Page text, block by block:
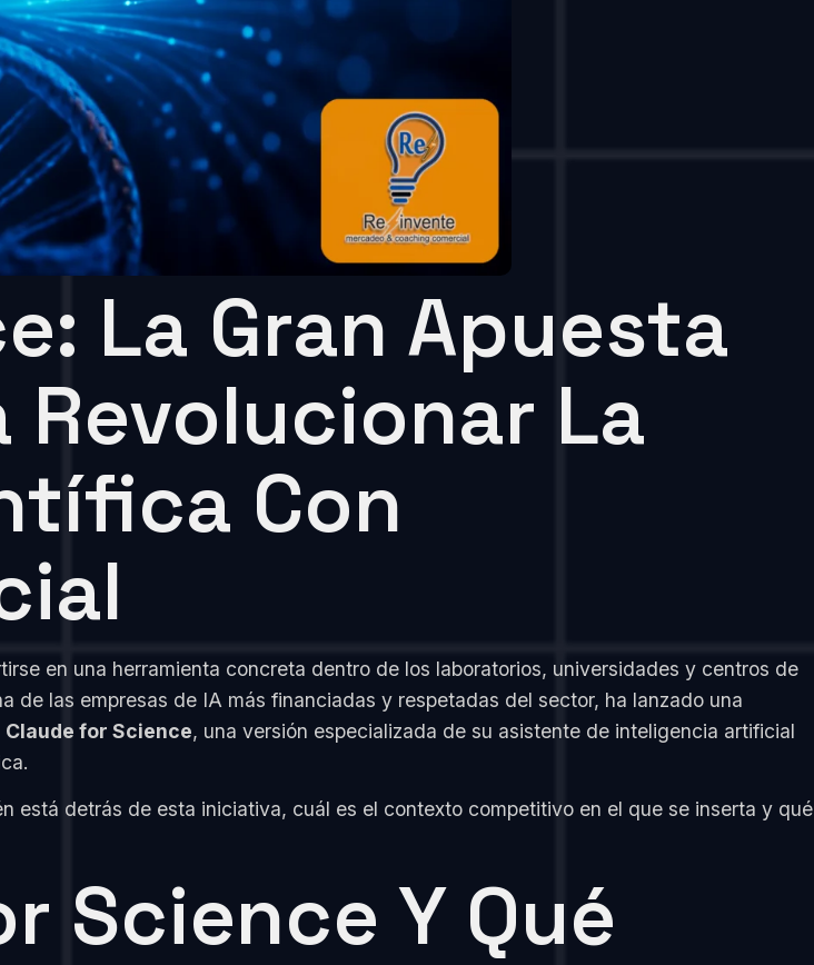
La Gran Apuesta
Revolucionar La
Con
en una herramienta concreta dentro de los laboratorios, universidades y centros de
de las empresas de IA más financiadas y respetadas del sector, ha lanzado una
Claude for Science, una versión especializada de su asistente de inteligencia artificial
está detrás de esta iniciativa, cuál es el contexto competitivo en el que se inserta y qué
Science Y Qué